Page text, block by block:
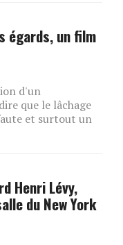
égards, un film
d'un
que le lâchage
et surtout un
Henri Lévy,
du New York